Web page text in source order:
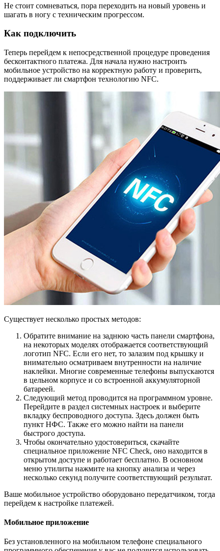
Не стоит сомневаться, пора переходить на новый уровень и
шагать в ногу с техническим прогрессом.
Как подключить
Теперь перейдем к непосредственной процедуре проведения
бесконтактного платежа. Для начала нужно настроить
мобильное устройство на корректную работу и проверить,
поддерживает ли смартфон технологию NFC.
Существует несколько простых методов:
Обратите внимание на заднюю часть панели смартфона,
на некоторых моделях отображается соответствующий
логотип NFC. Если его нет, то залазим под крышку и
внимательно осматриваем внутренности на наличие
наклейки. Многие современные телефоны выпускаются
в цельном корпусе и со встроенной аккумуляторной
батареей.
Следующий метод проводится на программном уровне.
Перейдите в раздел системных настроек и выберите
вкладку беспроводного доступа. Здесь должен быть
пункт НФС. Также его можно найти на панели
быстрого доступа.
Чтобы окончательно удостовериться, скачайте
специальное приложение NFC Check, оно находится в
открытом доступе и работает бесплатно. В основном
меню утилиты нажмите на кнопку анализа и через
несколько секунд получите соответствующий результат.
Ваше мобильное устройство оборудовано передатчиком, тогда
перейдем к настройке платежей.
Мобильное приложение
Без установленного на мобильном телефоне специального